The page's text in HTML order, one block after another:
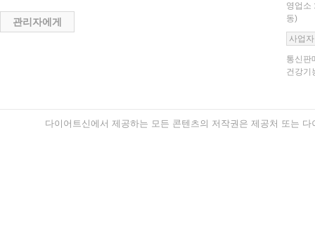
관리자에게
영업소
동)
사업
통신판
건강기
다이어트신에서 제공하는 모든 콘텐츠의 저작권은 제공처 또는